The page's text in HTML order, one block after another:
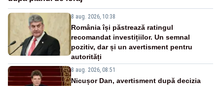
8 aug. 2026, 10:38
România își păstrează ratingul
recomandat investițiilor. Un semnal
pozitiv, dar și un avertisment pentru
autorități
8 aug. 2026, 08:51
Nicușor Dan, avertisment după decizia